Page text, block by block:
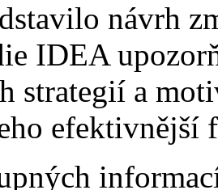
návrh
IDEA
strategií a
efektivnější